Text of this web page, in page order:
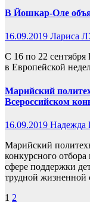
В Йошкар-Оле
16.09.2019 Лариса
С 16 по 22 сентября
в Европейской
Марийский
Всероссийском
16.09.2019
Марийский
конкурсного
сфере поддержки
трудной жизненной
1 2